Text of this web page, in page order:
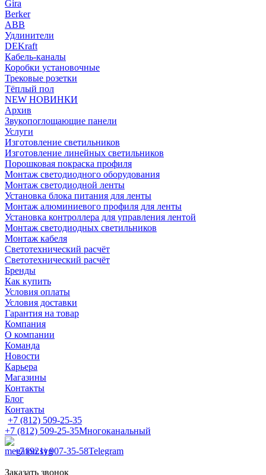
Gira
Berker
ABB
Удлинители
DEKraft
Кабель-каналы
Коробки установочные
Трековые розетки
Тёплый пол
NEW НОВИНКИ
Архив
Звукопоглощающие панели
Услуги
Изготовление светильников
Изготовление линейных светильников
Порошковая покраска профиля
Монтаж светодиодного оборудования
Монтаж светодиодной ленты
Установка блока питания для ленты
Монтаж алюминиевого профиля для ленты
Установка контроллера для управления лентой
Монтаж светодиодных светильников
Монтаж кабеля
Светотехнический расчёт
Светотехнический расчёт
Бренды
Как купить
Условия оплаты
Условия доставки
Гарантия на товар
Компания
О компании
Команда
Новости
Карьера
Магазины
Контакты
Блог
Контакты
+7 (812) 509-25-35
+7 (812) 509-25-35Многоканальный
+7 (921) 907-35-58Telegram
Заказать звонок